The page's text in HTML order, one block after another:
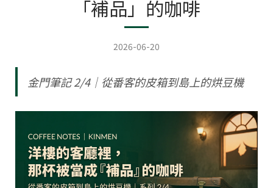
「補品」的咖啡
2026-06-20
金門筆記 2/4｜從番客的皮箱到島上的烘豆機